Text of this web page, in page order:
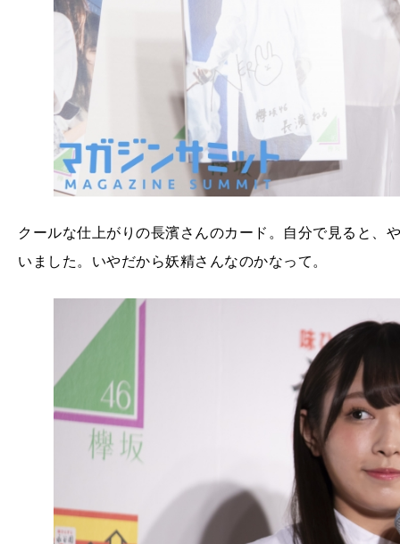
クールな仕上がりの長濱さんのカード。自分で見ると
いました。いやだから妖精さんなのかなって。